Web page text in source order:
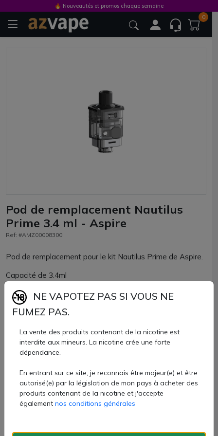
0
Pod de remplacement Nautilus
Prime 3.4 ml - Aspire
Ref: #AMZ00008300
Pod de remplacement pour le kit Nautilus Prime de Aspire.
Capacité de 3.4ml
4,40 €
AJOUTER À MON PANIER
Livraison rapide
🔥 Nouveautés et promos chaque semaine
NE VAPOTEZ PAS SI VOUS NE
FUMEZ PAS.
La vente des produits contenant de la nicotine est
interdite aux mineurs. La nicotine crée une forte
dépendance.
En entrant sur ce site, je reconnais être majeur(e) et être
autorisé(e) par la législation de mon pays à acheter des
produits contenant de la nicotine et j'accepte
également nos conditions générales